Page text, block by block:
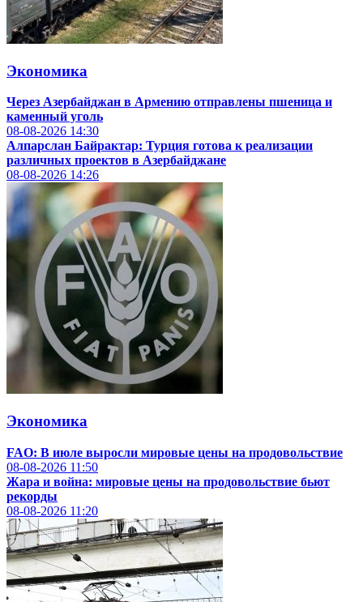
Экономика
Через Азербайджан в Армению отправлены пшеница и
каменный уголь
08-08-2026 14:30
Алпарслан Байрактар: Турция готова к реализации
различных проектов в Азербайджане
08-08-2026 14:26
Экономика
FAO: В июле выросли мировые цены на продовольствие
08-08-2026 11:50
Жара и война: мировые цены на продовольствие бьют
рекорды
08-08-2026 11:20